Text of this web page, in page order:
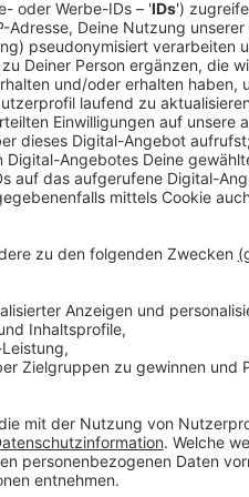
eigenen Angaben viel dafür
weiter zu wenige
zwischenzeitlich reduziert.
bislang nicht erforderlich
und Erziehern den Rest
Kita eingeschränkte
gab es im
wurden reduziert, oder
aus Leverkusen